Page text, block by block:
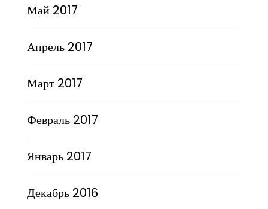
Май 2017
Апрель 2017
Март 2017
Февраль 2017
Январь 2017
Декабрь 2016